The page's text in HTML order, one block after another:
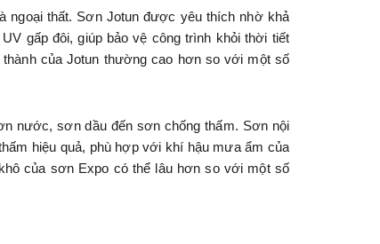
ngoại thất. Sơn Jotun được yêu thích nhờ khả
gấp đôi, giúp bảo vệ công trình khỏi thời tiết
của Jotun thường cao hơn so với một số
nước, sơn dầu đến sơn chống thấm. Sơn nội
hiệu quả, phù hợp với khí hậu mưa ẩm của
của sơn Expo có thể lâu hơn so với một số
Nippon WeatherGard có khả năng chống phai